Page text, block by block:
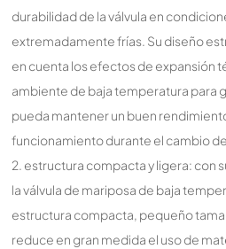
durabilidad de la válvula en
extremadamente frías. Su diseño
en cuenta los efectos de expansión
ambiente de baja temperatura para
pueda mantener un buen
funcionamiento durante el cambio
2. estructura compacta y ligera: con
la válvula de mariposa de baja
estructura compacta, pequeño
reduce en gran medida el uso de